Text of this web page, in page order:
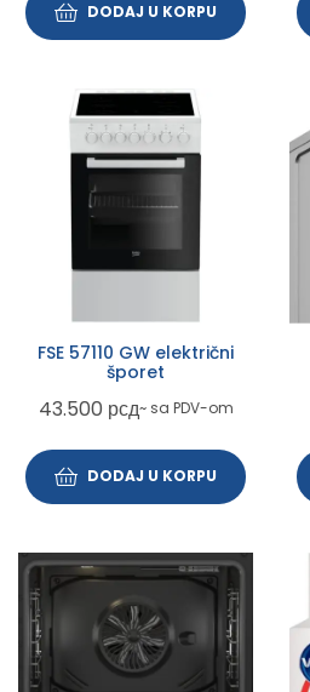
DODAJ U KORPU
FSE 57110 GW električni
šporet
43.500 рсд~ sa PDV-om
DODAJ U KORPU